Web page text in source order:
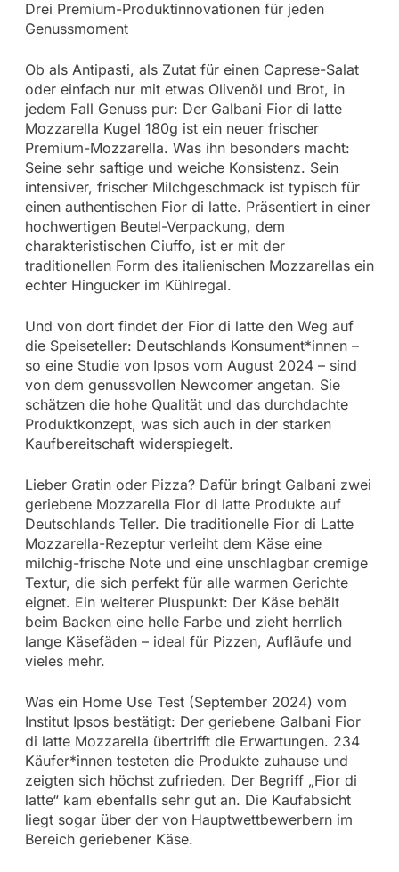
Drei Premium-Produktinnovationen für jeden
Genussmoment
Ob als Antipasti, als Zutat für einen Caprese-Salat
oder einfach nur mit etwas Olivenöl und Brot, in
jedem Fall Genuss pur: Der Galbani Fior di latte
Mozzarella Kugel 180g ist ein neuer frischer
Premium-Mozzarella. Was ihn besonders macht:
Seine sehr saftige und weiche Konsistenz. Sein
intensiver, frischer Milchgeschmack ist typisch für
einen authentischen Fior di latte. Präsentiert in einer
hochwertigen Beutel-Verpackung, dem
charakteristischen Ciuffo, ist er mit der
traditionellen Form des italienischen Mozzarellas ein
echter Hingucker im Kühlregal.
Und von dort findet der Fior di latte den Weg auf
die Speiseteller: Deutschlands Konsument*innen –
so eine Studie von Ipsos vom August 2024 – sind
von dem genussvollen Newcomer angetan. Sie
schätzen die hohe Qualität und das durchdachte
Produktkonzept, was sich auch in der starken
Kaufbereitschaft widerspiegelt.
Lieber Gratin oder Pizza? Dafür bringt Galbani zwei
geriebene Mozzarella Fior di latte Produkte auf
Deutschlands Teller. Die traditionelle Fior di Latte
Mozzarella-Rezeptur verleiht dem Käse eine
milchig-frische Note und eine unschlagbar cremige
Textur, die sich perfekt für alle warmen Gerichte
eignet. Ein weiterer Pluspunkt: Der Käse behält
beim Backen eine helle Farbe und zieht herrlich
lange Käsefäden – ideal für Pizzen, Aufläufe und
vieles mehr.
Was ein Home Use Test (September 2024) vom
Institut Ipsos bestätigt: Der geriebene Galbani Fior
di latte Mozzarella übertrifft die Erwartungen. 234
Käufer*innen testeten die Produkte zuhause und
zeigten sich höchst zufrieden. Der Begriff „Fior di
latte“ kam ebenfalls sehr gut an. Die Kaufabsicht
liegt sogar über der von Hauptwettbewerbern im
Bereich geriebener Käse.